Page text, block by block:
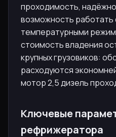
проходимость,
возможность работать
температурными
стоимость владения
крупных грузовиков:
расходуются
мотор 2,5 дизель
Ключевые
рефрижератора